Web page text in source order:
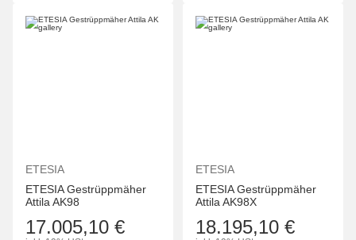
ETESIA
ETESIA Gestrüppmäher
Attila AK98
17.005,10 €
ETESIA
ETESIA Gestrüppmäher
Attila AK98X
18.195,10 €